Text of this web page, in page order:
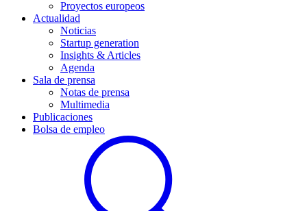
Proyectos europeos
Actualidad
Noticias
Startup generation
Insights & Articles
Agenda
Sala de prensa
Notas de prensa
Multimedia
Publicaciones
Bolsa de empleo